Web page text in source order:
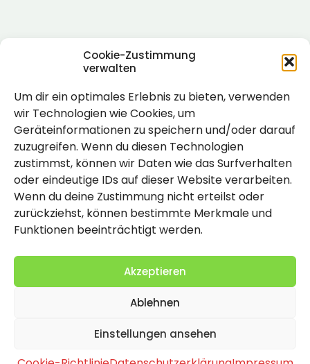
Cookie-Zustimmung
verwalten
Um dir ein optimales Erlebnis zu bieten, verwenden
wir Technologien wie Cookies, um
Geräteinformationen zu speichern und/oder darauf
zuzugreifen. Wenn du diesen Technologien
zustimmst, können wir Daten wie das Surfverhalten
oder eindeutige IDs auf dieser Website verarbeiten.
Wenn du deine Zustimmung nicht erteilst oder
zurückziehst, können bestimmte Merkmale und
Funktionen beeinträchtigt werden.
Akzeptieren
Ablehnen
Einstellungen ansehen
Rechtlich
Impressum
Datenschutzerklärung
Cookie-Richtlinie (EU)